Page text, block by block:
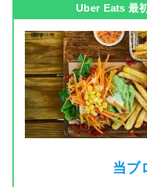
Uber Eats 最
当ブ